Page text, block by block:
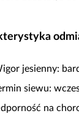
jesienny:
siewu:
na